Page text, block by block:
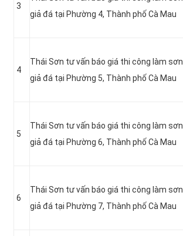
3
giả đá tại Phường 4, Thành phố Cà Mau
4
Thái Sơn tư vấn báo giá thi công làm sơn
giả đá tại Phường 5, Thành phố Cà Mau
5
Thái Sơn tư vấn báo giá thi công làm sơn
giả đá tại Phường 6, Thành phố Cà Mau
6
Thái Sơn tư vấn báo giá thi công làm sơn
giả đá tại Phường 7, Thành phố Cà Mau